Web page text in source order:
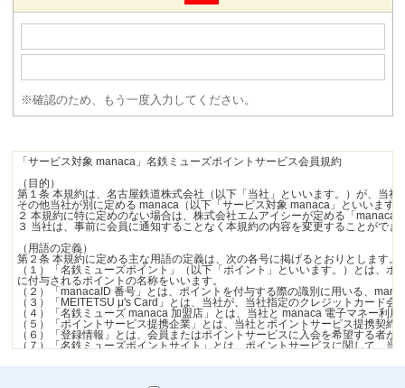
※確認のため、もう一度入力してください。
「サービス対象 manaca」名鉄ミューズポイントサービス会員規約
（目的）
第１条 本規約は、名古屋鉄道株式会社（以下「当社」といいます。）が、当
その他当社が別に定める manaca（以下「サービス対象 manaca」といいま
２ 本規約に特に定めのない場合は、株式会社エムアイシーが定める「
３ 当社は、事前に会員に通知することなく本規約の内容を変更することがで
（用語の定義）
第２条 本規約に定める主な用語の定義は、次の各号に掲げるとおりとします。
（１）「名鉄ミューズポイント」（以下「ポイント」といいます。）とは、ポ
に付与されるポイントの名称をいいます。
（２）「manacaID 番号」とは、ポイントを付与する際の識別に用いる、
（３）「MEITETSU μ's Card」とは、当社が、当社指定のクレジットカード
（４）「名鉄ミューズ manaca 加盟店」とは、当社と manaca 電子マネー利
（５）「ポイントサービス提携企業」とは、当社とポイントサービス提携契
（６）「登録情報」とは、会員またはポイントサービスに入会を希望する者
（７）「名鉄ミューズポイントサイト」とは、ポイントサービスに関して、
（９）「ジョイント登録」とは、会員が所持するサービス対象 manaca と